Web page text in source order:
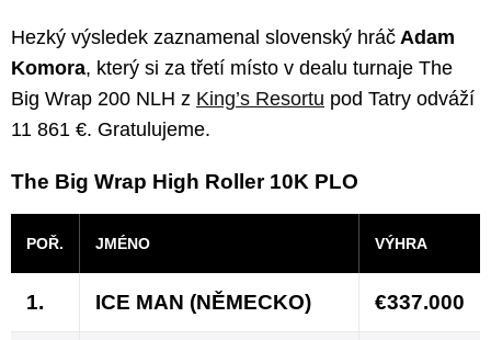
Hezký výsledek zaznamenal slovenský hráč Adam
Komora, který si za třetí místo v dealu turnaje The
Big Wrap 200 NLH z King’s Resortu pod Tatry odváží
11 861 €. Gratulujeme.
The Big Wrap High Roller 10K PLO
POŘ. JMÉNO VÝHRA
1. ICE MAN (NĚMECKO) €337.000